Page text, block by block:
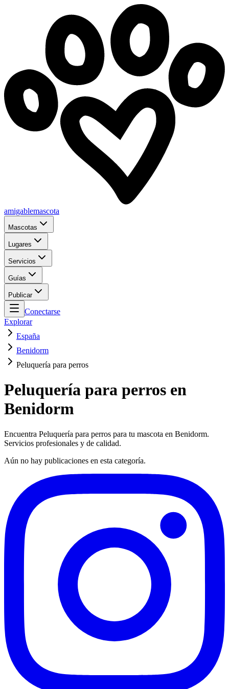
amigablemascota
Mascotas
Lugares
Servicios
Guías
Publicar
Conectarse
Explorar
España
Benidorm
Peluquería para perros
Peluquería para perros en
Benidorm
Encuentra Peluquería para perros para tu mascota en Benidorm.
Servicios profesionales y de calidad.
Aún no hay publicaciones en esta categoría.